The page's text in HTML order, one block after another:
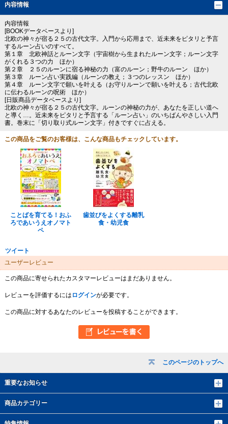
このページのトップへ
重要なお知らせ
商品カテゴリー
内容情報
内容情報
[BOOKデータベースより]
北欧の神々が宿る２５の古代文字。入門から応用まで、近未来をピタリと予言
するルーン占いのすべて。
第１章 北欧神話とルーン文字（宇宙樹から生まれたルーン文字；ルーン文字
がくれる３つの力 ほか）
第２章 ２５のルーンに宿る神秘の力（富のルーン；野牛のルーン ほか）
第３章 ルーン占い実践編（ルーンの教え；３つのレッスン ほか）
第４章 ルーン文字で願いを叶える（お守りルーンで願いを叶える；古代北欧
に伝わるルーンの呪術 ほか）
[日販商品データベースより]
北欧の神々が宿る２５の古代文字。ルーンの神秘の力が、あなたを正しい道へ
と導く…。近未来をピタリと予言する「ルーン占い」のいちばんやさしい入門
書。巻末に「切り取り式ルーン文字」付きですぐに占える。
この商品をご覧のお客様は、こんな商品もチェックしています。
ことばを育てる！おふ
ろであいうえオノマト
ペ
歯並びをよくする離乳
食・幼児食
ツイート
ユーザーレビュー
この商品に寄せられたカスタマーレビューはまだありません。
レビューを評価するには ログインが必要です。
この商品に対するあなたのレビューを投稿することができます。